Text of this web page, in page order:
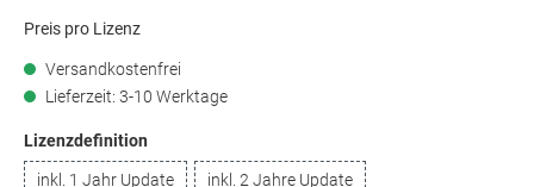
Preis pro Lizenz
Versandkostenfrei
Lieferzeit: 3-10 Werktage
Lizenzdefinition
inkl. 1 Jahr Update
inkl. 2 Jahre Update